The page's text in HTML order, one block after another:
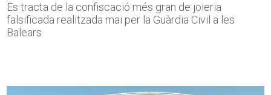
Es tracta de la confiscació més gran de joieria
falsificada realitzada mai per la Guàrdia Civil a les
Balears